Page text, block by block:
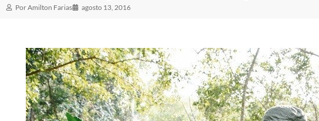
PorAmilton Farias agosto 13, 2016